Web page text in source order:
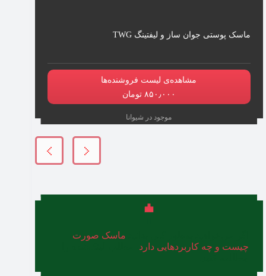
ماسک پوستی جوان ساز و لیفتینگ TWG
مشاهده‌ی لیست فروشنده‌ها
۸۵۰٫۰۰۰ تومان
موجود در شیوانا
ماسک صورت
چیست و چه کاربردهایی دارد